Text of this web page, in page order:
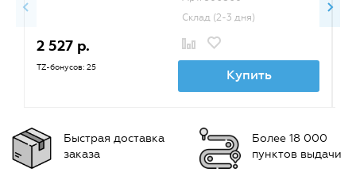
Склад (2-3 дня)
2 527 р.
TZ-бонусов: 25 Купить
Быстрая доставка
заказа
Более 18 000
пунктов выдачи